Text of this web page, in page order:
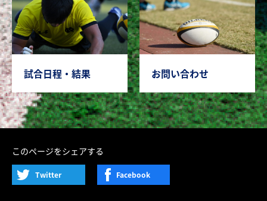
試合日程・結果 お問い合わせ
このページをシェアする
Twitter Facebook